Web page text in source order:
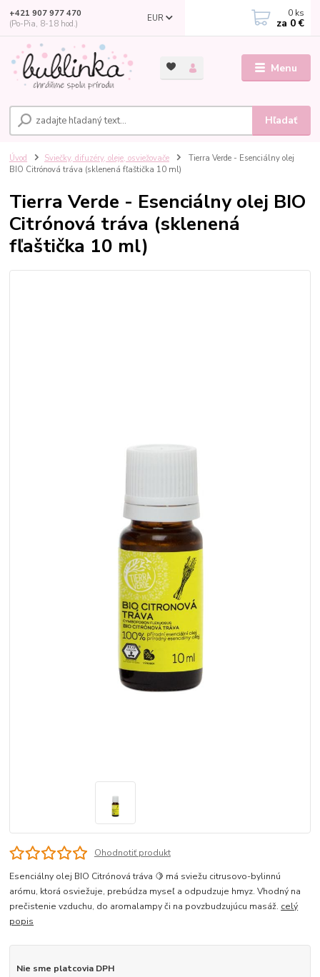
Menu
EUR
Hľadať
+421 907 977 470
(Po-Pia, 8-18 hod.)
0 ks
za 0 €
Úvod Sviečky, difuzéry, oleje, osviežovače
Tierra Verde - Esenciálny olej
BIO Citrónová tráva (sklenená fľaštička 10 ml)
Tierra Verde - Esenciálny olej BIO
Citrónová tráva (sklenená
fľaštička 10 ml)
Ohodnotiť produkt
Esenciálny olej BIO Citrónová tráva 🍋 má sviežu citrusovo-bylinnú
arómu, ktorá osviežuje, prebúdza myseľ a odpudzuje hmyz. Vhodný na
prečistenie vzduchu, do aromalampy či na povzbudzujúcu masáž. celý
popis
Nie sme platcovia DPH